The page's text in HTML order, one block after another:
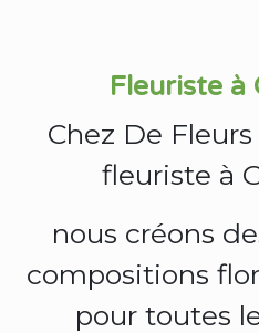
Fleuriste à
Chez De
fleuriste à
nous créons
compositions
pour toutes